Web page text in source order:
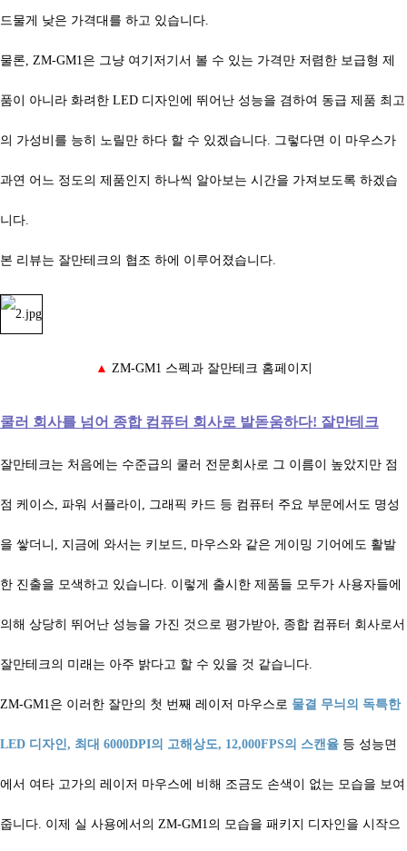
드물게 낮은 가격대를 하고 있습니다.
물론, ZM-GM1은 그냥 여기저기서 볼 수 있는 가격만 저렴한 보급형 제
품이 아니라 화려한 LED 디자인에 뛰어난 성능을 겸하여 동급 제품 최고
의 가성비를 능히 노릴만 하다 할 수 있겠습니다. 그렇다면 이 마우스가
과연 어느 정도의 제품인지 하나씩 알아보는 시간을 가져보도록 하겠습
니다.
본 리뷰는 잘만테크의 협조 하에 이루어졌습니다.
▲ ZM-GM1 스펙과 잘만테크 홈페이지
쿨러 회사를 넘어 종합 컴퓨터 회사로 발돋움하다! 잘만테크
잘만테크는 처음에는 수준급의 쿨러 전문회사로 그 이름이 높았지만 점
점 케이스, 파워 서플라이, 그래픽 카드 등 컴퓨터 주요 부문에서도 명성
을 쌓더니, 지금에 와서는 키보드, 마우스와 같은 게이밍 기어에도 활발
한 진출을 모색하고 있습니다. 이렇게 출시한 제품들 모두가 사용자들에
의해 상당히 뛰어난 성능을 가진 것으로 평가받아, 종합 컴퓨터 회사로서
잘만테크의 미래는 아주 밝다고 할 수 있을 것 같습니다.
ZM-GM1은 이러한 잘만의 첫 번째 레이저 마우스로 물결 무늬의 독특한
LED 디자인, 최대 6000DPI의 고해상도, 12,000FPS의 스캔율 등 성능면
에서 여타 고가의 레이저 마우스에 비해 조금도 손색이 없는 모습을 보여
줍니다. 이제 실 사용에서의 ZM-GM1의 모습을 패키지 디자인을 시작으